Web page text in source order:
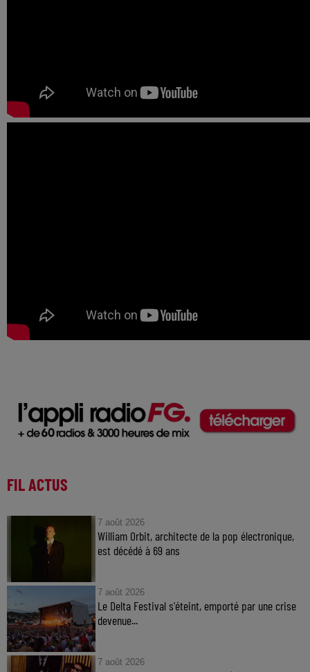
FIL ACTUS
7 août 2026
William Orbit, architecte de la pop électronique,
est décédé à 69 ans
7 août 2026
Le Delta Festival s'éteint, emporté par une crise
devenue...
7 août 2026